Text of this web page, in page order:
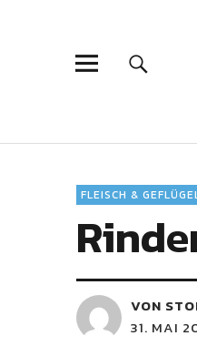
FLEISCH &
VON
31. MAI